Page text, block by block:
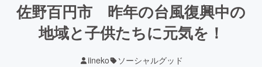
佐野百円市 昨年の台風復興中の
地域と子供たちに元気を！
iineko ソーシャルグッド